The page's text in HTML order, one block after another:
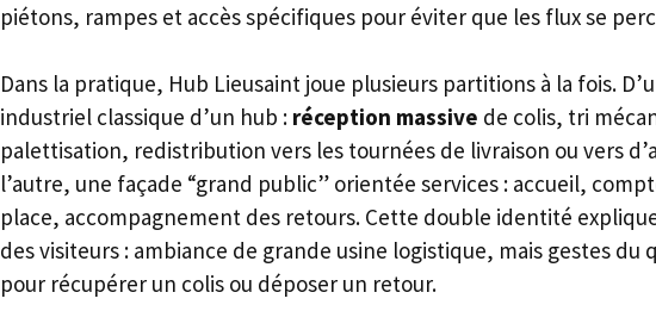
piétons, rampes et accès spécifiques pour éviter que les flux se
Dans la pratique, Hub Lieusaint joue plusieurs partitions à la fois.
industriel classique d’un hub : réception massive de colis, tri
palettisation, redistribution vers les tournées de livraison ou vers
l’autre, une façade “grand public” orientée services : accueil,
place, accompagnement des retours. Cette double identité
des visiteurs : ambiance de grande usine logistique, mais gestes du
pour récupérer un colis ou déposer un retour.